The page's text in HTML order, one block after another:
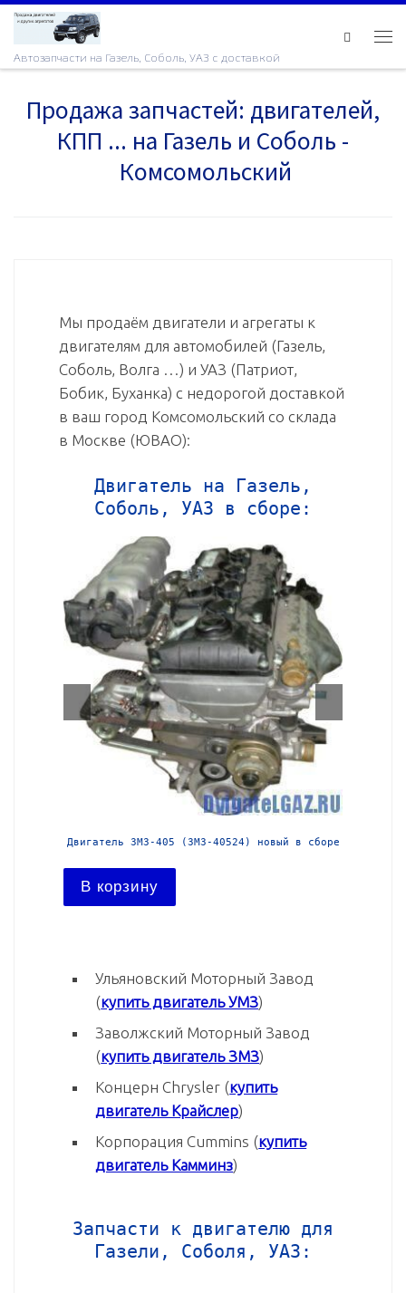
Skip to content
Автозапчасти на Газель, Соболь, УАЗ с доставкой
Продажа запчастей: двигателей,
КПП ... на Газель и Соболь -
Комсомольский
Мы продаём двигатели и агрегаты к
двигателям для автомобилей (Газель,
Соболь, Волга …) и УАЗ (Патриот,
Бобик, Буханка) с недорогой доставкой
в ваш город Комсомольский со склада
в Москве (ЮВАО):
Двигатель на Газель,
Соболь, УАЗ в сборе:
Двигатель ЗМЗ-405 (ЗМЗ-40522) новый в сборе
В корзину
Ульяновский Моторный Завод
(купить двигатель УМЗ)
Заволжский Моторный Завод
(купить двигатель ЗМЗ)
Концерн Chrysler (купить
двигатель Крайслер)
Корпорация Cummins (купить
двигатель Камминз)
Запчасти к двигателю для
Газели, Соболя, УАЗ: